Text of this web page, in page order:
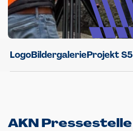
LogoBildergalerieProjekt S5
AKN Pressestelle